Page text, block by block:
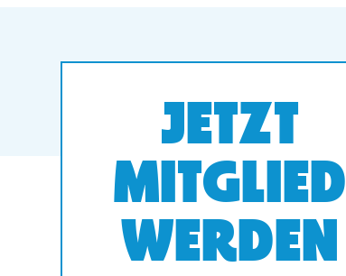
JETZT
MITGLIED
WERDEN